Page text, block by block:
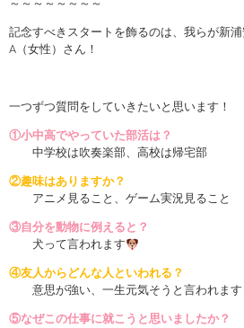
～～～～～～～～
記念すべきスタートを飾るのは、我らが新
A（女性）さん！
一つずつ質問をしていきたいと思います！
①小中高でやっていた部活は？
中学校は吹奏楽部、高校は帰宅部
②趣味はありますか？
アニメ見ること、ゲーム実況見ること
③自分を動物に例えると？
犬って言われます
④友人からどんな人といわれる？
意思が強い、一生元気そうと言われます
⑤なぜこの仕事に就こうと思いましたか？